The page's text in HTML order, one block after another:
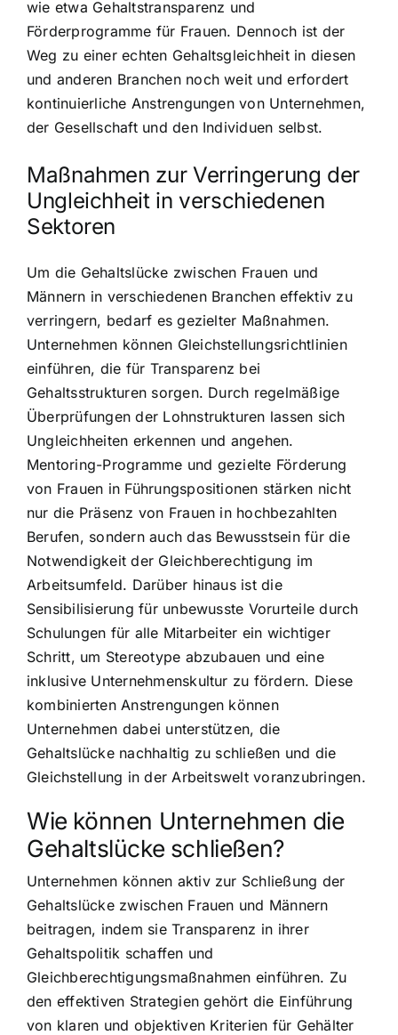
wie etwa Gehaltstransparenz und
Förderprogramme für Frauen. Dennoch ist der
Weg zu einer echten Gehaltsgleichheit in diesen
und anderen Branchen noch weit und erfordert
kontinuierliche Anstrengungen von Unternehmen,
der Gesellschaft und den Individuen selbst.
Maßnahmen zur Verringerung der
Ungleichheit in verschiedenen
Sektoren
Um die Gehaltslücke zwischen Frauen und
Männern in verschiedenen Branchen effektiv zu
verringern, bedarf es gezielter Maßnahmen.
Unternehmen können Gleichstellungsrichtlinien
einführen, die für Transparenz bei
Gehaltsstrukturen sorgen. Durch regelmäßige
Überprüfungen der Lohnstrukturen lassen sich
Ungleichheiten erkennen und angehen.
Mentoring-Programme und gezielte Förderung
von Frauen in Führungspositionen stärken nicht
nur die Präsenz von Frauen in hochbezahlten
Berufen, sondern auch das Bewusstsein für die
Notwendigkeit der Gleichberechtigung im
Arbeitsumfeld. Darüber hinaus ist die
Sensibilisierung für unbewusste Vorurteile durch
Schulungen für alle Mitarbeiter ein wichtiger
Schritt, um Stereotype abzubauen und eine
inklusive Unternehmenskultur zu fördern. Diese
kombinierten Anstrengungen können
Unternehmen dabei unterstützen, die
Gehaltslücke nachhaltig zu schließen und die
Gleichstellung in der Arbeitswelt voranzubringen.
Wie können Unternehmen die
Gehaltslücke schließen?
Unternehmen können aktiv zur Schließung der
Gehaltslücke zwischen Frauen und Männern
beitragen, indem sie Transparenz in ihrer
Gehaltspolitik schaffen und
Gleichberechtigungsmaßnahmen einführen. Zu
den effektiven Strategien gehört die Einführung
von klaren und objektiven Kriterien für Gehälter